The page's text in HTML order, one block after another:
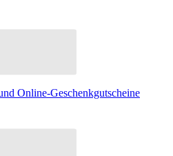
Online-Geschenkgutscheine